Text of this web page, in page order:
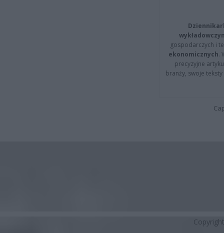
gospodarczych i
ekonomicznych.
precyzyjne
branży, swoje